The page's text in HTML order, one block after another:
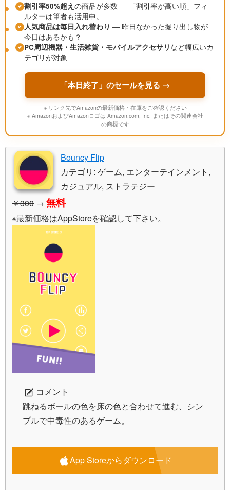
割引率50%超え の商品が多数 ― 「割引率が高い順」フィ
ルターは筆者も活用中。
人気商品は毎日入れ替わり ― 昨日なかった掘り出し物が
今日はあるかも？
PC周辺機器・生活雑貨・モバイルアクセサリ など幅広いカ
テゴリが対象
「本日終了」のセールを見る →
※ リンク先でAmazonの最新価格・在庫をご確認ください
※ AmazonおよびAmazonロゴは Amazon.com, Inc. またはその関連会社
の商標です
Bouncy Flip
カテゴリ: ゲーム, エンターテインメント,
カジュアル, ストラテジー
￥300 → 無料
※最新価格はAppStoreを確認して下さい。
コメント
跳ねるボールの色を床の色と合わせて進む、シン
プルで中毒性のあるゲーム。
App Storeからダウンロード